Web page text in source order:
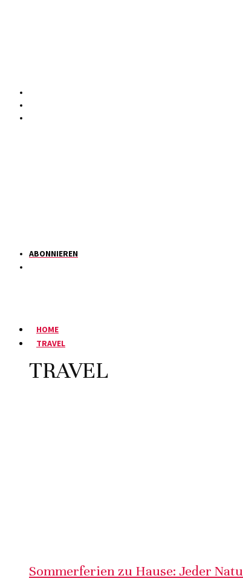
ABONNIEREN
HOME
TRAVEL
TRAVEL
Sommerferien zu Hause: Jeder